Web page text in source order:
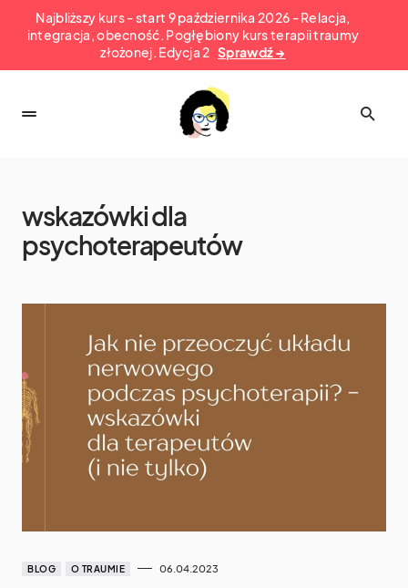
Najbliższy kurs - start 9 października 2026 - Relacja,
integracja, obecność. Pogłębiony kurs terapii traumy
złożonej. Edycja 2 Sprawdź →
wskazówki dla
psychoterapeutów
BLOG O TRAUMIE 06.04.2023